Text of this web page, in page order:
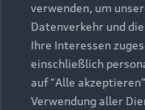
Modelle vergleichen
Elektromodelle
Plug-in-Hybride
Neuwagensuche
Gebrauchtwagen
Service &
Saisonale Angebote
Audi Services
Support
verwenden, um
Datenverkehr und
Ihre Interessen
einschließlich
auf "Alle
Verwendung aller